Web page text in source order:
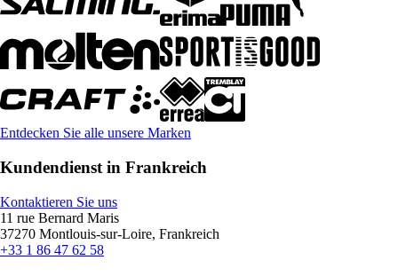
Entdecken Sie alle unsere Marken
Kundendienst in Frankreich
Kontaktieren Sie uns
11 rue Bernard Maris
37270 Montlouis-sur-Loire, Frankreich
+33 1 86 47 62 58